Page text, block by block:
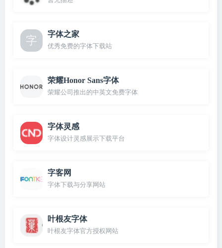
字体之家
优秀免费的字体下载站
荣耀Honor Sans字体
荣耀公司推出的中英文免费字体
字体灵感
字体设计灵感展示下载平台
字客网
字体下载与分享网站
叶根友字体
叶根友字体官方授权网站